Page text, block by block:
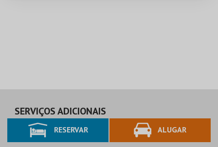
SERVIÇOS ADICIONAIS
RESERVAR ALUGAR